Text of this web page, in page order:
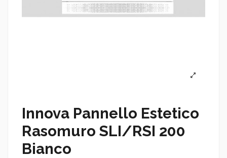
Innova Pannello Estetico
Rasomuro SLI/RSI 200
Bianco